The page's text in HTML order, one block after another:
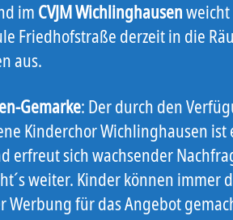
im CVJM Wichlinghausenweicht
Friedhofstraße derzeit in die
aus.
Gemarke: Der durch den
Kinderchor Wichlinghausen ist
erfreut sich wachsender
weiter. Kinder können immer
Werbung für das Angebot